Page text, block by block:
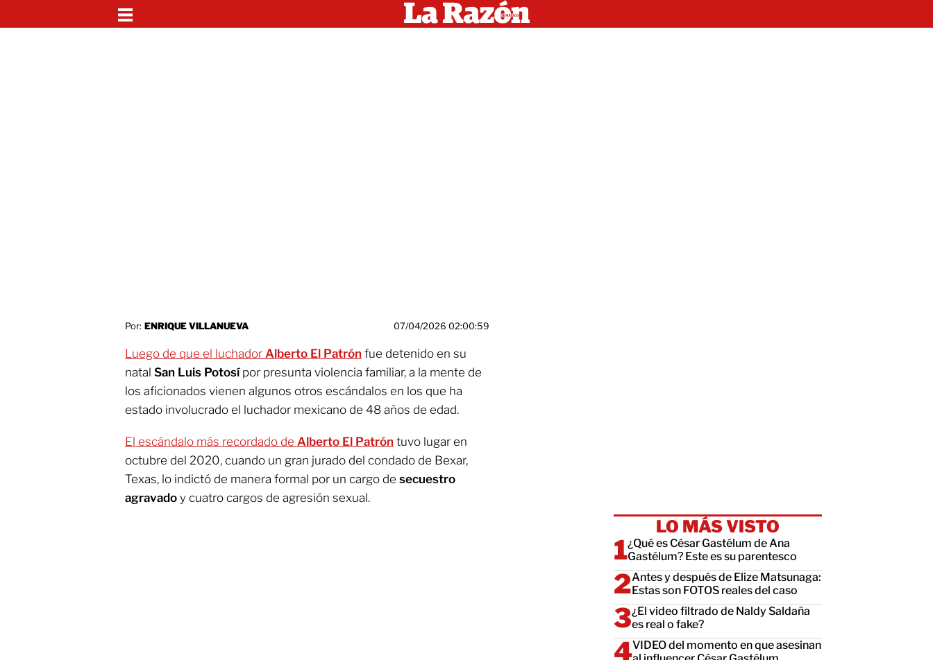
Por: ENRIQUE VILLANUEVA 07/04/2026 02:00:59
Luego de que el luchador Alberto El Patrón fue detenido en su
natal San Luis Potosípor presunta violencia familiar, a la mente de
los aficionados vienen algunos otros escándalos en los que ha
estado involucrado el luchador mexicano de 48 años de edad.
El escándalo más recordado de Alberto El Patrón tuvo lugar en
octubre del 2020, cuando un gran jurado del condado de Bexar,
Texas, lo indictó de manera formal por un cargo de secuestro
agravado y cuatro cargos de agresión sexual.
LO MÁS VISTO
¿Qué es César Gastélum de Ana
Gastélum? Este es su parentesco
Antes y después de Elize Matsunaga:
Estas son FOTOS reales del caso
¿El video filtrado de Naldy Saldaña
es real o fake?
VIDEO del momento en que asesinan